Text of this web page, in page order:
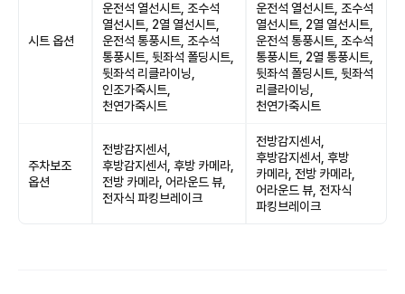
시트 옵션
운전석 열선시트, 조수석
열선시트, 2열 열선시트,
운전석 통풍시트, 조수석
통풍시트, 뒷좌석 폴딩시트,
뒷좌석 리클라이닝,
인조가죽시트,
천연가죽시트
운전석 열선시트, 조수석
열선시트, 2열 열선시트,
운전석 통풍시트, 조수석
통풍시트, 2열 통풍시트,
뒷좌석 폴딩시트, 뒷좌석
리클라이닝,
천연가죽시트
주차보조
옵션
전방감지센서,
후방감지센서, 후방 카메라,
전방 카메라, 어라운드 뷰,
전자식 파킹브레이크
전방감지센서,
후방감지센서, 후방
카메라, 전방 카메라,
어라운드 뷰, 전자식
파킹브레이크